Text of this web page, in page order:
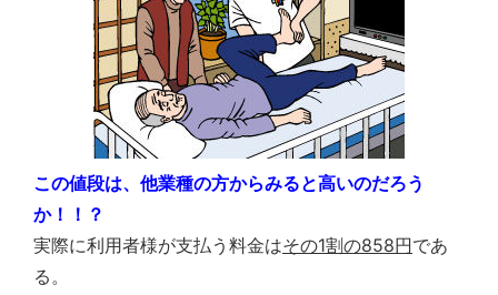
この値段は、他業種の方からみると高いのだろう
か！！？
実際に利用者様が支払う料金はその1割の858円であ
る。